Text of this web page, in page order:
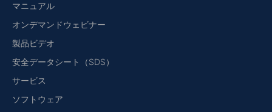
マニュアル
オンデマンドウェビナー
製品ビデオ
安全データシート（SDS）
サービス
ソフトウェア